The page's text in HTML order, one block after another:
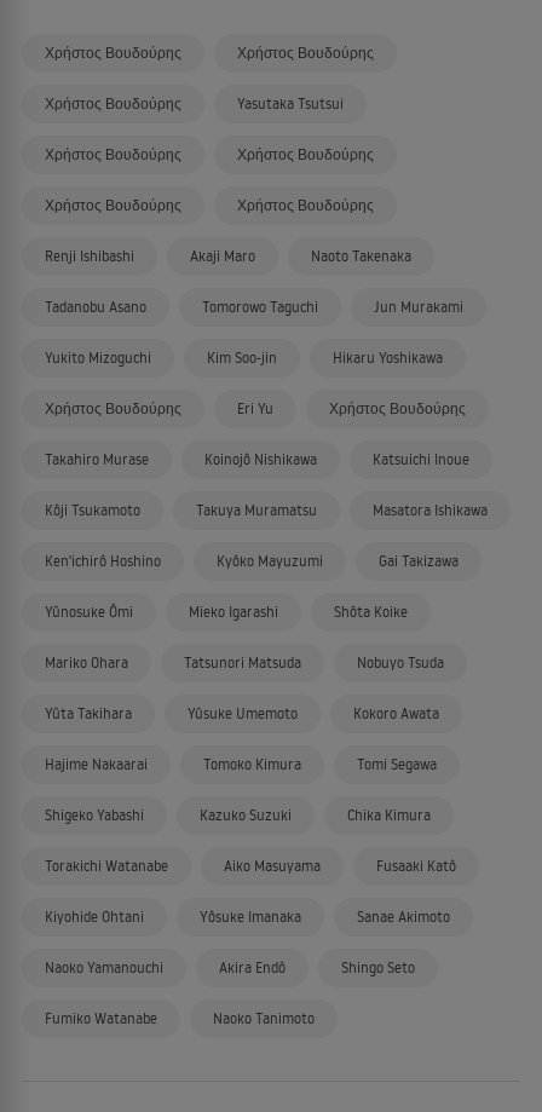
Χρήστος Βουδούρης Χρήστος Βουδούρης
Χρήστος Βουδούρης Yasutaka Tsutsui
Χρήστος Βουδούρης Χρήστος Βουδούρης
Χρήστος Βουδούρης Χρήστος Βουδούρης
Renji Ishibashi Akaji Maro Naoto Takenaka
Tadanobu Asano Tomorowo Taguchi Jun Murakami
Yukito Mizoguchi Kim Soo-jin Hikaru Yoshikawa
Χρήστος Βουδούρης Eri Yu Χρήστος Βουδούρης
Takahiro Murase Koinojô Nishikawa Katsuichi Inoue
Kôji Tsukamoto Takuya Muramatsu Masatora Ishikawa
Ken'ichirô Hoshino Kyôko Mayuzumi Gai Takizawa
Yûnosuke Ômi Mieko Igarashi Shôta Koike
Mariko Ohara Tatsunori Matsuda Nobuyo Tsuda
Yûta Takihara Yûsuke Umemoto Kokoro Awata
Hajime Nakaarai Tomoko Kimura Tomi Segawa
Shigeko Yabashi Kazuko Suzuki Chika Kimura
Torakichi Watanabe Aiko Masuyama Fusaaki Katô
Kiyohide Ohtani Yôsuke Imanaka Sanae Akimoto
Naoko Yamanouchi Akira Endô Shingo Seto
Fumiko Watanabe Naoko Tanimoto